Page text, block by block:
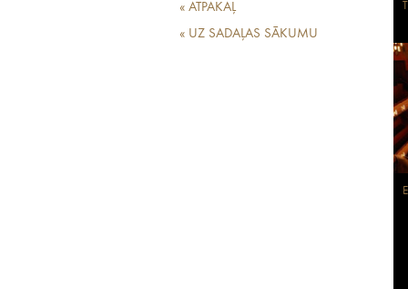
« ATPAKAĻ
« UZ SADAĻAS SĀKUMU